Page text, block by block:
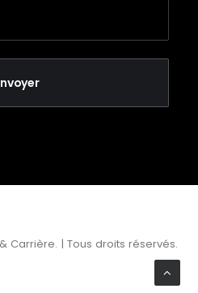
Carrière. | Tous droits réservés.